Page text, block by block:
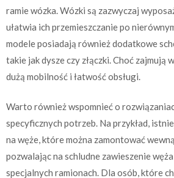
ramie wózka. Wózki są zazwyczaj
ułatwia ich przemieszczanie po
modele posiadają również dodatkowe
takie jak dysze czy złączki. Choć zajmują
dużą mobilność i łatwość obsługi.
Warto również wspomnieć o
specyficznych potrzeb. Na przykład,
na węże, które można zamontować
pozwalając na schludne zawieszenie
specjalnych ramionach. Dla osób, które